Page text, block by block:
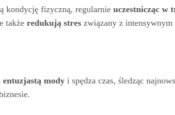
kondycję fizyczną, regularnie uczestnicząc w
także redukują stres związany z
entuzjastą mody i spędza czas, śledząc